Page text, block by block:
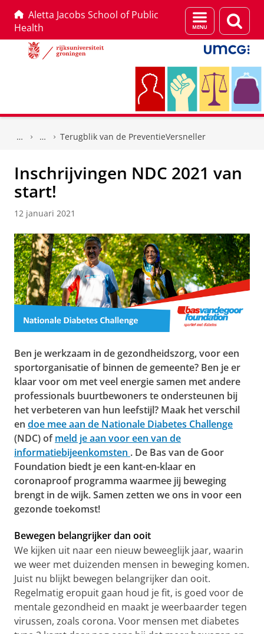
Aletta Jacobs School of Public
Health
Menu
en
zoeken
Terugblik van de PreventieVersneller
Inschrijvingen NDC 2021 van
start!
12 januari 2021
Ben je werkzaam in de gezondheidszorg, voor een
sportorganisatie of binnen de gemeente? Ben je er
klaar voor om met veel energie samen met andere
professionals buurtbewoners te ondersteunen bij
het verbeteren van hun leefstijl? Maak het verschil
en doe mee aan de Nationale Diabetes Challenge
(NDC) ofmeld je aan voor een van de
informatiebijeenkomsten . De Bas van de Goor
Foundation biedt je een kant-en-klaar en
coronaproof programma waarmee jij beweging
brengt in de wijk. Samen zetten we ons in voor een
gezonde toekomst!
Bewegen belangrijker dan ooit
We kijken uit naar een nieuw beweeglijk jaar, waarin
we weer met duizenden mensen in beweging komen.
Juist nu blijkt bewegen belangrijker dan ooit.
Regelmatig eropuit gaan houd je fit, is goed voor de
mentale gezondheid en maakt je weerbaarder tegen
virussen, zoals corona. Voor mensen met diabetes